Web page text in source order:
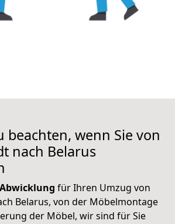
beachten, wenn Sie von
nach Belarus
für Ihren Umzug von
Belarus, von der Möbelmontage
der Möbel, wir sind für Sie